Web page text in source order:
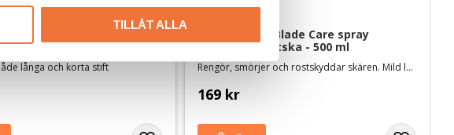
TILLÅT ALLA
långa och korta stift
Trimmercide Blade Care spray
Rengöringsvätska - 500 ml
Rengör, smörjer och rostskyddar skären. Mild lukt och svensktillverkad
169 kr